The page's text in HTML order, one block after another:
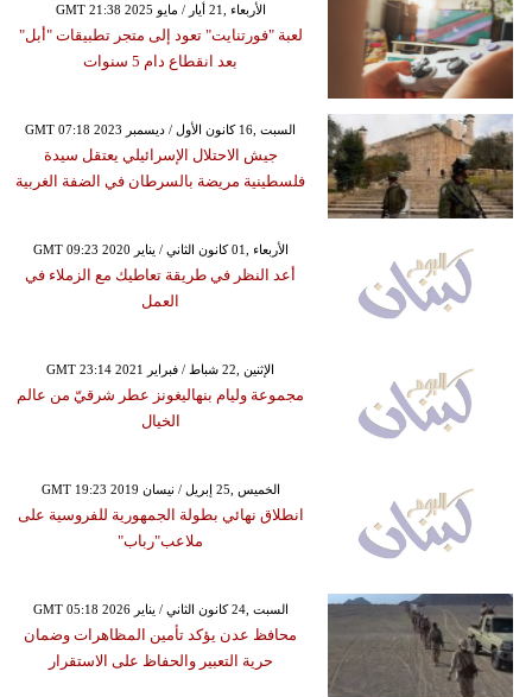
GMT 21:38 2025 الأربعاء ,21 أيار / مايو
لعبة "فورتنايت" تعود إلى متجر تطبيقات "أبل"
بعد انقطاع دام 5 سنوات
GMT 07:18 2023 السبت ,16 كانون الأول / ديسمبر
جيش الاحتلال الإسرائيلي يعتقل سيدة
فلسطينية مريضة بالسرطان في الضفة الغربية
GMT 09:23 2020 الأربعاء ,01 كانون الثاني / يناير
أعد النظر في طريقة تعاطيك مع الزملاء في
العمل
GMT 23:14 2021 الإثنين ,22 شباط / فبراير
مجموعة وليام بنهاليغونز عطر شرقيّ من عالم
الخيال
GMT 19:23 2019 الخميس ,25 إبريل / نيسان
انطلاق نهائي بطولة الجمهورية للفروسية على
ملاعب"رباب"
GMT 05:18 2026 السبت ,24 كانون الثاني / يناير
محافظ عدن يؤكد تأمين المظاهرات وضمان
حرية التعبير والحفاظ على الاستقرار